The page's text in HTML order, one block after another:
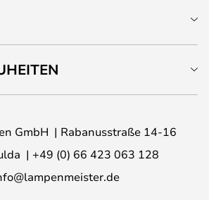
GmbH
Rabanusstraße 14-16
+49 (0) 66 423 063 128